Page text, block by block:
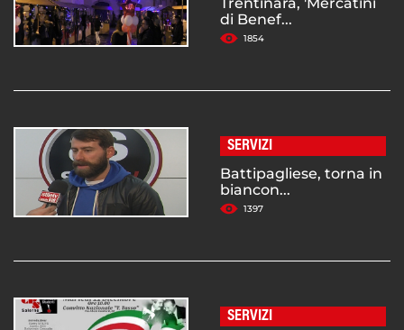
di Benef...
1854
SERVIZI
Battipagliese, torna in
biancon...
1397
SERVIZI